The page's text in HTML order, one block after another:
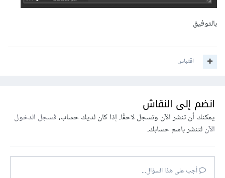
بالتوفيق
اقتباس
انضم إلى النقاش
يمكنك أن تنشر الآن وتسجل لاحقًا. إذا كان لديك حساب،فسجل الدخول
الآنلتنشر باسم حسابك.
أجب على هذا السؤال...